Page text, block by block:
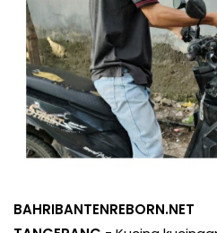
BAHRIBANTENREBORN.NET